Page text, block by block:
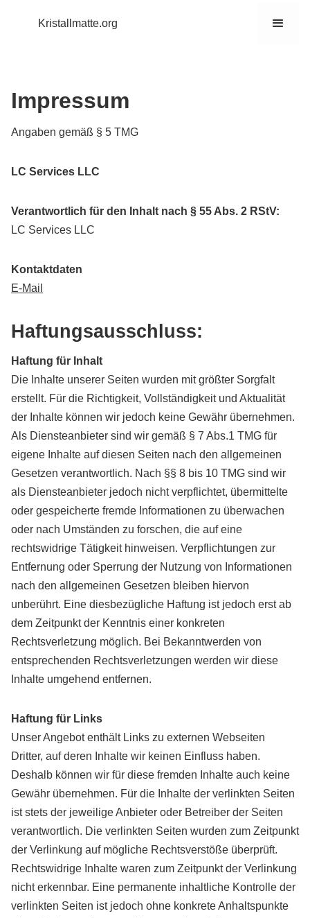
Kristallmatte.org
Impressum
Angaben gemäß § 5 TMG
LC Services LLC
Verantwortlich für den Inhalt nach § 55 Abs. 2 RStV:
LC Services LLC
Kontaktdaten
E-Mail
Haftungsausschluss:
Haftung für Inhalt
Die Inhalte unserer Seiten wurden mit größter Sorgfalt
erstellt. Für die Richtigkeit, Vollständigkeit und Aktualität
der Inhalte können wir jedoch keine Gewähr übernehmen.
Als Diensteanbieter sind wir gemäß § 7 Abs.1 TMG für
eigene Inhalte auf diesen Seiten nach den allgemeinen
Gesetzen verantwortlich. Nach §§ 8 bis 10 TMG sind wir
als Diensteanbieter jedoch nicht verpflichtet, übermittelte
oder gespeicherte fremde Informationen zu überwachen
oder nach Umständen zu forschen, die auf eine
rechtswidrige Tätigkeit hinweisen. Verpflichtungen zur
Entfernung oder Sperrung der Nutzung von Informationen
nach den allgemeinen Gesetzen bleiben hiervon
unberührt. Eine diesbezügliche Haftung ist jedoch erst ab
dem Zeitpunkt der Kenntnis einer konkreten
Rechtsverletzung möglich. Bei Bekanntwerden von
entsprechenden Rechtsverletzungen werden wir diese
Inhalte umgehend entfernen.
Haftung für Links
Unser Angebot enthält Links zu externen Webseiten
Dritter, auf deren Inhalte wir keinen Einfluss haben.
Deshalb können wir für diese fremden Inhalte auch keine
Gewähr übernehmen. Für die Inhalte der verlinkten Seiten
ist stets der jeweilige Anbieter oder Betreiber der Seiten
verantwortlich. Die verlinkten Seiten wurden zum Zeitpunkt
der Verlinkung auf mögliche Rechtsverstöße überprüft.
Rechtswidrige Inhalte waren zum Zeitpunkt der Verlinkung
nicht erkennbar. Eine permanente inhaltliche Kontrolle der
verlinkten Seiten ist jedoch ohne konkrete Anhaltspunkte